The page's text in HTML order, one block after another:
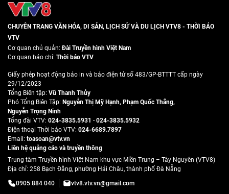
CHUYÊN TRANG VĂN HÓA, DI SẢN, LỊCH SỬ VÀ DU LỊCH VTV8 - THỜI BÁO
VTV
Cơ quan chủ quản:Đài Truyền hình Việt Nam
Cơ quan báo chí: Thời báo VTV
Giấy phép hoạt động báo in và báo điện tử số 483/GP-BTTTT cấp ngày
29/12/2023
Tổng Biên tập: Vũ Thanh Thủy
Phó Tổng Biên Tập: Nguyễn Thị Mỹ Hạnh, Phạm Quốc Thắng,
Nguyễn Trọng Ninh
Tổng đài VTV: 024-3835.5931 - 024-3835.5932
Ðiện thoại Thời báo VTV: 024-6689.7897
Email: toasoan@vtv.vn
Liên hệ quảng cáo và truyền thông
Trung tâm Truyền hình Việt Nam khu vực Miền Trung – Tây Nguyên (VTV8)
Địa chỉ: 258 Bạch Đằng, phường Hải Châu, thành phố Đà Nẵng
0905 884 040
vtv8.vtv.vn@gmail.com